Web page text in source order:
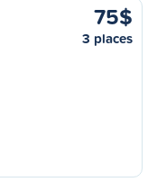
75$
3 places